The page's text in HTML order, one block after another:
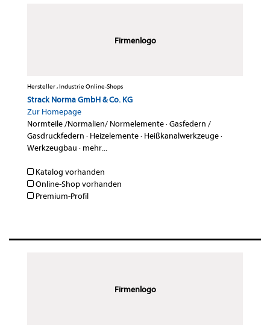
Firmenlogo
Hersteller , Industrie Online-Shops
Strack Norma GmbH & Co. KG
Zur Homepage
Normteile /Normalien/ Normelemente·Gasfedern /
Gasdruckfedern · Heizelemente· Heißkanalwerkzeuge·
Werkzeugbau · mehr...
Katalog vorhanden
Online-Shop vorhanden
Premium-Profil
Firmenlogo